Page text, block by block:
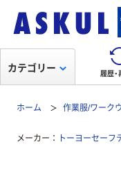
履歴・
カテゴリー
ホーム 作業服/ワーク
メーカー トーヨーセーフ